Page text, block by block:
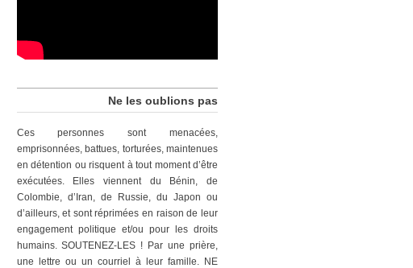
Ne les oublions pas
Ces personnes sont menacées,
emprisonnées, battues, torturées, maintenues
en détention ou risquent à tout moment d’être
exécutées. Elles viennent du Bénin, de
Colombie, d’Iran, de Russie, du Japon ou
d’ailleurs, et sont réprimées en raison de leur
engagement politique et/ou pour les droits
humains. SOUTENEZ-LES ! Par une prière,
une lettre ou un courriel à leur famille. NE